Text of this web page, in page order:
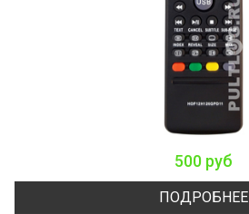
500 руб
ПОДРОБНЕЕ